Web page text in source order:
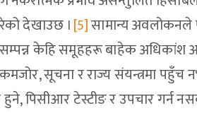
देखाउछ ।[5]सामान्य अवलोकनले
केहि समूहहरू बाहेक अधिकांश
सूचना र राज्य संयन्त्रमा पहुँच
हुने, पिसीआर टेस्टीङ र उपचार गर्न